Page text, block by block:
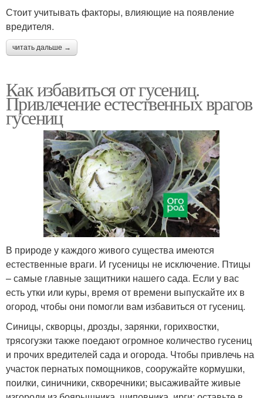
Стоит учитывать факторы, влияющие на появление
вредителя.
читать дальше →
Как избавиться от гусениц.
Привлечение естественных врагов
гусениц
В природе у каждого живого существа имеются
естественные враги. И гусеницы не исключение. Птицы
– самые главные защитники нашего сада. Если у вас
есть утки или куры, время от времени выпускайте их в
огород, чтобы они помогли вам избавиться от гусениц.
Синицы, скворцы, дрозды, зарянки, горихвостки,
трясогузки также поедают огромное количество гусениц
и прочих вредителей сада и огорода. Чтобы привлечь на
участок пернатых помощников, сооружайте кормушки,
поилки, синичники, скворечники; высаживайте живые